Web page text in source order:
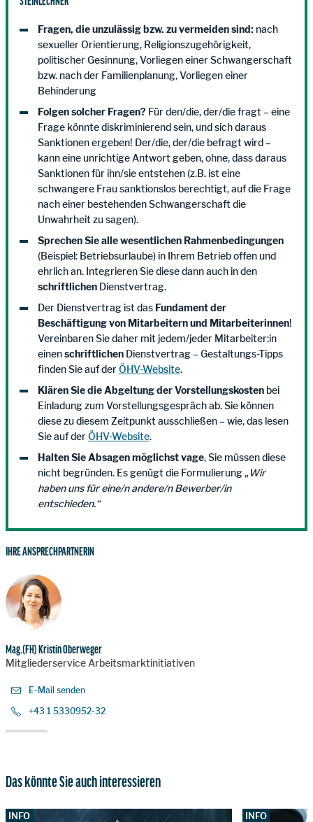
Fragen, die unzulässig bzw. zu vermeiden sind: nach
sexueller Orientierung, Religionszugehörigkeit,
politischer Gesinnung, Vorliegen einer Schwangerschaft
bzw. nach der Familienplanung, Vorliegen einer
Behinderung
Folgen solcher Fragen? Für den/die, der/die fragt – eine
Frage könnte diskriminierend sein, und sich daraus
Sanktionen ergeben! Der/die, der/die befragt wird –
kann eine unrichtige Antwort geben, ohne, dass daraus
Sanktionen für ihn/sie entstehen (z.B. ist eine
schwangere Frau sanktionslos berechtigt, auf die Frage
nach einer bestehenden Schwangerschaft die
Unwahrheit zu sagen).
Sprechen Sie alle wesentlichen Rahmenbedingungen
(Beispiel: Betriebsurlaube) in Ihrem Betrieb offen und
ehrlich an. Integrieren Sie diese dann auch in den
schriftlichen Dienstvertrag.
Der Dienstvertrag ist das Fundament der
Beschäftigung von Mitarbeitern und Mitarbeiterinnen!
Vereinbaren Sie daher mit jedem/jeder Mitarbeiter:in
einenschriftlichen Dienstvertrag – Gestaltungs-Tipps
finden Sie auf derÖHV-Website.
Klären Sie die Abgeltung der Vorstellungskosten bei
Einladung zum Vorstellungsgespräch ab. Sie können
diese zu diesem Zeitpunkt ausschließen – wie, das lesen
Sie auf derÖHV-Website.
Halten Sie Absagen möglichst vage, Sie müssen diese
nicht begründen. Es genügt die Formulierung „Wir
haben uns für eine/n andere/n Bewerber/in
entschieden.“
IHRE ANSPRECHPARTNERIN
Mag.(FH) Kristin Oberweger
Mitgliederservice Arbeitsmarktinitiativen
E-Mail senden
+43 1 5330952-32
Das könnte Sie auch interessieren
INFO INFO